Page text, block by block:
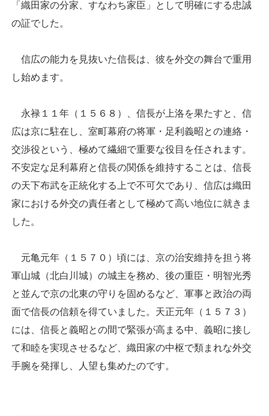
「織田家の分家、すなわち家臣」として明確にする忠誠
の証でした。
信広の能力を見抜いた信長は、彼を外交の舞台で重用
し始めます。
永禄１１年（１５６８）、信長が上洛を果たすと、信
広は京に駐在し、室町幕府の将軍・足利義昭との連絡・
交渉役という、極めて繊細で重要な役目を任されます。
不安定な足利幕府と信長の関係を維持することは、信長
の天下布武を正統化する上で不可欠であり、信広は織田
家における外交の責任者として極めて高い地位に就きま
した。
元亀元年（１５７０）頃には、京の治安維持を担う将
軍山城（北白川城）の城主を務め、後の重臣・明智光秀
と並んで京の北東の守りを固めるなど、軍事と政治の両
面で信長の信頼を得ていました。天正元年（１５７３）
には、信長と義昭との間で緊張が高まる中、義昭に接し
て和睦を実現させるなど、織田家の中枢で類まれな外交
手腕を発揮し、人望も集めたのです。